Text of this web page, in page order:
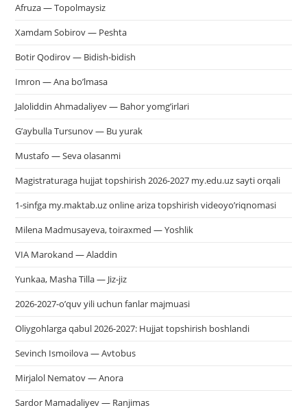
Afruza — Topolmaysiz
Xamdam Sobirov — Peshta
Botir Qodirov — Bidish-bidish
Imron — Ana bo’lmasa
Jaloliddin Ahmadaliyev — Bahor yomg’irlari
G’aybulla Tursunov — Bu yurak
Mustafo — Seva olasanmi
Magistraturaga hujjat topshirish 2026-2027 my.edu.uz sayti orqali
1-sinfga my.maktab.uz online ariza topshirish videoyo’riqnomasi
Milena Madmusayeva, toiraxmed — Yoshlik
VIA Marokand — Aladdin
Yunkaa, Masha Tilla — Jiz-jiz
2026-2027-o’quv yili uchun fanlar majmuasi
Oliygohlarga qabul 2026-2027: Hujjat topshirish boshlandi
Sevinch Ismoilova — Avtobus
Mirjalol Nematov — Anora
Sardor Mamadaliyev — Ranjimas